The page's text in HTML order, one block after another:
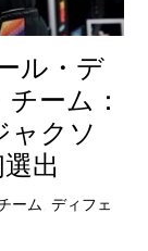
ル・デ
ーム：
ャクソ
出
ーム ,ディフェ